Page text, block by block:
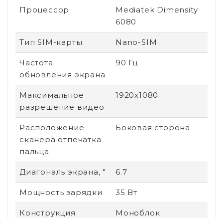
Процессор
Mediatek Dimensity
6080
Тип SIM-карты Nano-SIM
Частота
обновления экрана
90 Гц
Максимальное
разрешение видео
1920x1080
Расположение
сканера отпечатка
пальца
Боковая сторона
Диагональ экрана, " 6.7
Мощность зарядки 35 Вт
Конструкция
Моноблок